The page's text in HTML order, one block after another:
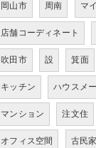
岡山市 周南 マ
店舗コーディネート
吹田市 設 箕面
キッチン ハウスメ
マンション 注文住
オフィス空間 古民